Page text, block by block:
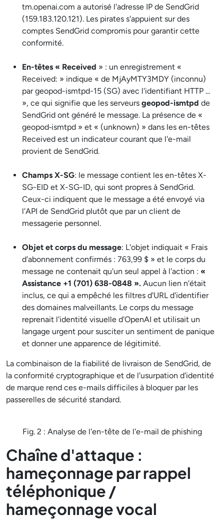
tm.openai.com a autorisé l'adresse IP de SendGrid
(159.183.120.121). Les pirates s'appuient sur des
comptes SendGrid compromis pour garantir cette
conformité.
En-têtes « Received » : un enregistrement «
Received: » indique « de MjAyMTY3MDY (inconnu)
par geopod-ismtpd-15 (SG) avec l'identifiant HTTP …
», ce qui signifie que les serveurs geopod-ismtpd de
SendGrid ont généré le message. La présence de «
geopod‑ismtpd » et « (unknown) » dans les en-têtes
Received est un indicateur courant que l'e-mail
provient de SendGrid.
Champs X-SG: le message contient les en-têtes X-
SG-EID et X-SG-ID, qui sont propres à SendGrid.
Ceux-ci indiquent que le message a été envoyé via
l'API de SendGrid plutôt que par un client de
messagerie personnel.
Objet et corps du message: L'objet indiquait « Frais
d'abonnement confirmés : 763,99 $ » et le corps du
message ne contenait qu'un seul appel à l'action : «
Assistance +1 (701) 638-0848 ». Aucun lien n'était
inclus, ce qui a empêché les filtres d'URL d'identifier
des domaines malveillants. Le corps du message
reprenait l'identité visuelle d'OpenAI et utilisait un
langage urgent pour susciter un sentiment de panique
et donner une apparence de légitimité.
La combinaison de la fiabilité de livraison de SendGrid, de
la conformité cryptographique et de l'usurpation d'identité
de marque rend ces e-mails difficiles à bloquer par les
passerelles de sécurité standard.
Fig. 2 : Analyse de l'en-tête de l'e-mail de phishing
Chaîne d'attaque :
hameçonnage par rappel
téléphonique /
hameçonnage vocal